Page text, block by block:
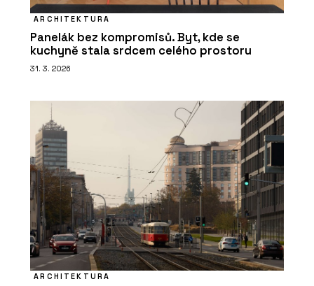
ARCHITEKTURA
Panelák bez kompromisů. Byt, kde se
kuchyně stala srdcem celého prostoru
31. 3. 2026
ARCHITEKTURA